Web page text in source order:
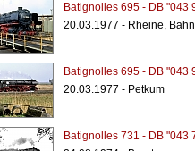
Batignolles 695 - DB "043
20.03.1977 - Rheine,
Batignolles 695 - DB "043
20.03.1977 - Petkum
Batignolles 731 - DB "043